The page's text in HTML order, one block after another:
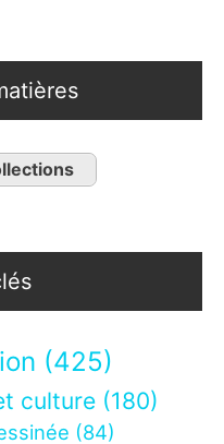
(425)
culture (180)
(84)